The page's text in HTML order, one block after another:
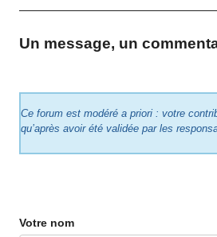
Un message, un
Ce forum est modéré a priori : votre
qu’après avoir été validée par les
Votre nom